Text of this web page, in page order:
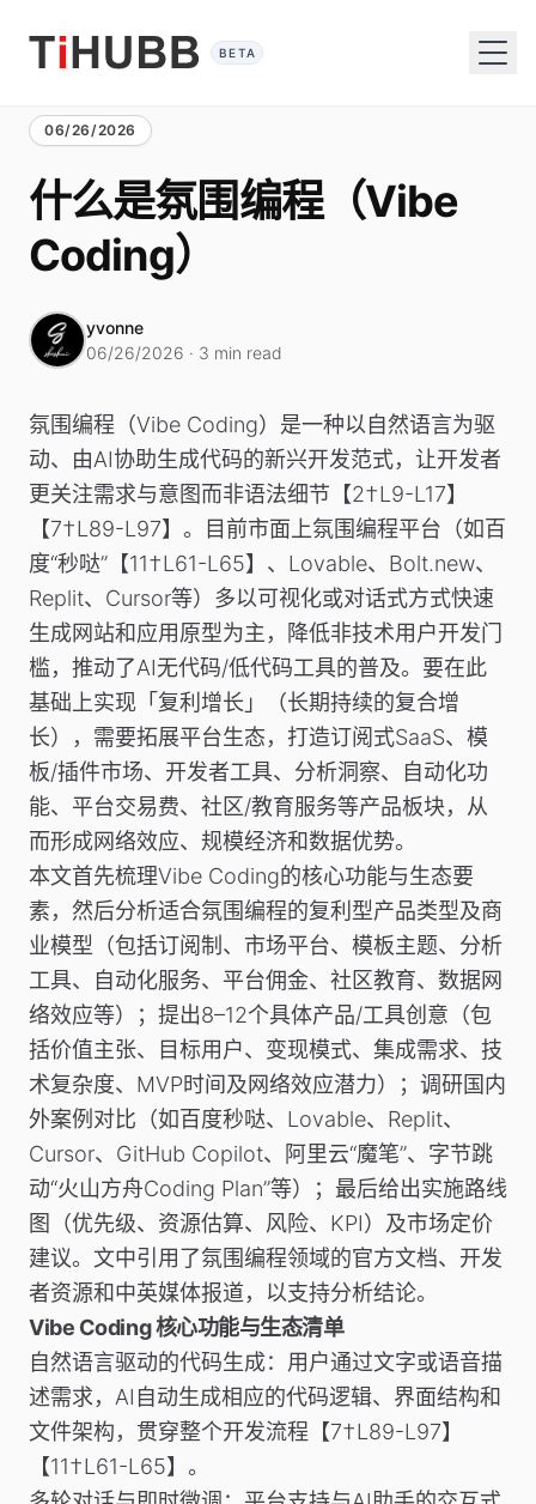
BETA
06/26/2026
什么是氛围编程（Vibe
Coding）
yvonne
06/26/2026 · 3 min read
氛围编程（Vibe Coding）是一种以自然语言为驱
动、由AI协助生成代码的新兴开发范式，让开发者
更关注需求与意图而非语法细节【2†L9-L17】
【7†L89-L97】。目前市面上氛围编程平台（如百
度“秒哒”【11†L61-L65】、Lovable、Bolt.new、
Replit、Cursor等）多以可视化或对话式方式快速
生成网站和应用原型为主，降低非技术用户开发门
槛，推动了AI无代码/低代码工具的普及。要在此
基础上实现「复利增长」（长期持续的复合增
长），需要拓展平台生态，打造订阅式SaaS、模
板/插件市场、开发者工具、分析洞察、自动化功
能、平台交易费、社区/教育服务等产品板块，从
而形成网络效应、规模经济和数据优势。
本文首先梳理Vibe Coding的核心功能与生态要
素，然后分析适合氛围编程的复利型产品类型及商
业模型（包括订阅制、市场平台、模板主题、分析
工具、自动化服务、平台佣金、社区教育、数据网
络效应等）；提出8–12个具体产品/工具创意（包
括价值主张、目标用户、变现模式、集成需求、技
术复杂度、MVP时间及网络效应潜力）；调研国内
外案例对比（如百度秒哒、Lovable、Replit、
Cursor、GitHub Copilot、阿里云“魔笔”、字节跳
动“火山方舟Coding Plan”等）；最后给出实施路线
图（优先级、资源估算、风险、KPI）及市场定价
建议。文中引用了氛围编程领域的官方文档、开发
者资源和中英媒体报道，以支持分析结论。
Vibe Coding 核心功能与生态清单
自然语言驱动的代码生成：用户通过文字或语音描
述需求，AI自动生成相应的代码逻辑、界面结构和
文件架构，贯穿整个开发流程【7†L89-L97】
【11†L61-L65】。